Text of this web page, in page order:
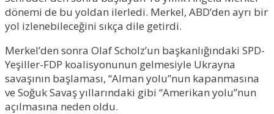
dönemi de bu yoldan ilerledi. Merkel, ABD’den ayrı bir
yol izlenebileceğini sıkça dile getirdi.
Merkel’den sonra Olaf Scholz’un başkanlığındaki SPD-
Yeşiller-FDP koalisyonunun gelmesiyle Ukrayna
savaşının başlaması, “Alman yolu”nun kapanmasına
ve Soğuk Savaş yıllarındaki gibi “Amerikan yolu”nun
açılmasına neden oldu.